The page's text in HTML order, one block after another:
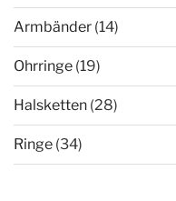
Armbänder (14)
Ohrringe (19)
Halsketten (28)
Ringe (34)